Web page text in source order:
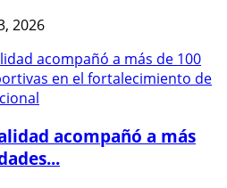
2026
acompañó a más